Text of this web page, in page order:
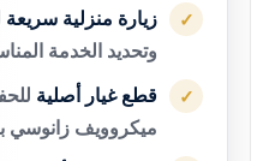
✓ زيارة منزلية سريعة
وتحديد الخدمة
✓ قطع غيار أصلية
ميكروويف زانوسي